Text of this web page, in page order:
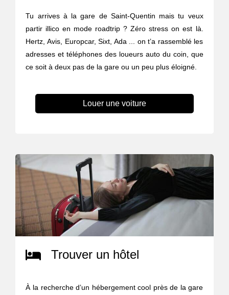
Tu arrives à la gare de Saint-Quentin mais tu veux
partir illico en mode roadtrip ? Zéro stress on est là.
Hertz, Avis, Europcar, Sixt, Ada ... on t’a rassemblé les
adresses et téléphones des loueurs auto du coin, que
ce soit à deux pas de la gare ou un peu plus éloigné.
Louer une voiture
Trouver un hôtel
À la recherche d’un hébergement cool près de la gare